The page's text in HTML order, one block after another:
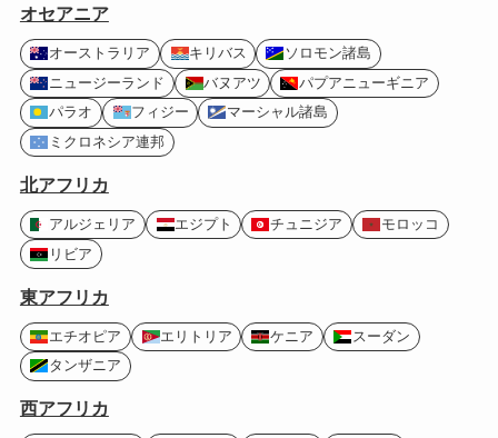
オセアニア
オーストラリア キリバス
ソロモン諸島
ニュージーランド
バヌアツ
パプアニューギニア
パラオ
フィジー
マーシャル諸島
ミクロネシア連邦
北アフリカ
アルジェリア エジプト チュニジア
モロッコ
リビア
東アフリカ
エチオピア エリトリア ケニア
スーダン
タンザニア
西アフリカ